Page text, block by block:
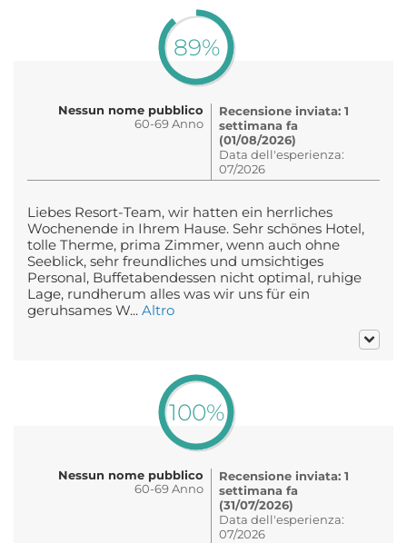
89%
Nessun nome pubblico
60-69 Anno
Recensione inviata: 1
settimana fa
(01/08/2026)
Data dell'esperienza:
07/2026
Liebes Resort-Team, wir hatten ein herrliches
Wochenende in Ihrem Hause. Sehr schönes Hotel,
tolle Therme, prima Zimmer, wenn auch ohne
Seeblick, sehr freundliches und umsichtiges
Personal, Buffetabendessen nicht optimal, ruhige
Lage, rundherum alles was wir uns für ein
geruhsames W... Altro
100%
Nessun nome pubblico
60-69 Anno
Recensione inviata: 1
settimana fa
(31/07/2026)
Data dell'esperienza:
07/2026